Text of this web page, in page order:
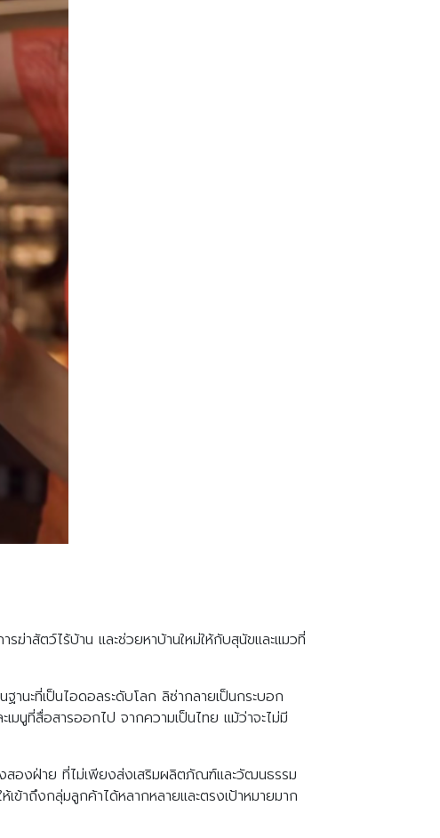
าสัตว์ไร้บ้าน และช่วยหาบ้านใหม่ให้กับสุนัขและแมวที่
นะที่เป็นไอดอลระดับโลก ลิซ่ากลายเป็นกระบอก
นูที่สื่อสารออกไป จากความเป็นไทย แม้ว่าจะไม่มี
สองฝ่าย ที่ไม่เพียงส่งเสริมผลิตภัณฑ์และวัฒนธรรม
ข้าถึงกลุ่มลูกค้าได้หลากหลายและตรงเป้าหมายมาก